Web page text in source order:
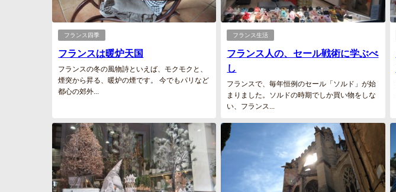
フランス四季
フランスは暖炉天国
フランスの冬の風物詩といえば、モクモクと、
煙突から昇る、暖炉の煙です。 今でもパリなど
都心の郊外...
フランス生活
フランス人の、セール戦術に学ぶべ
し
フランスで、毎年恒例のセール「ソルド」が始
まりました。ソルドの時期でしか買い物をしな
い、フランス...